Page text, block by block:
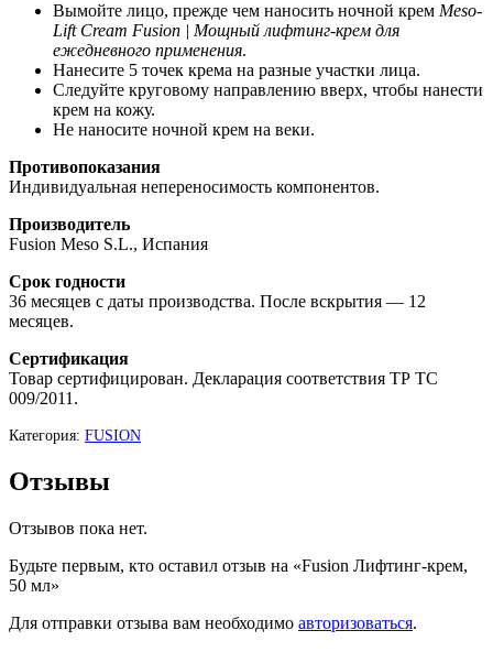
Вымойте лицо, прежде чем наносить ночной крем Meso-
Lift Cream Fusion | Мощный лифтинг-крем для
ежедневного применения.
Нанесите 5 точек крема на разные участки лица.
Следуйте круговому направлению вверх, чтобы нанести
крем на кожу.
Не наносите ночной крем на веки.
Противопоказания
Индивидуальная непереносимость компонентов.
Производитель
Fusion Meso S.L., Испания
Срок годности
36 месяцев с даты производства. После вскрытия — 12
месяцев.
Сертификация
Товар сертифицирован. Декларация соответствия ТР ТС
009/2011.
Категория: FUSION
Отзывы
Отзывов пока нет.
Будьте первым, кто оставил отзыв на «Fusion Лифтинг-крем,
50 мл»
Для отправки отзыва вам необходимо авторизоваться.